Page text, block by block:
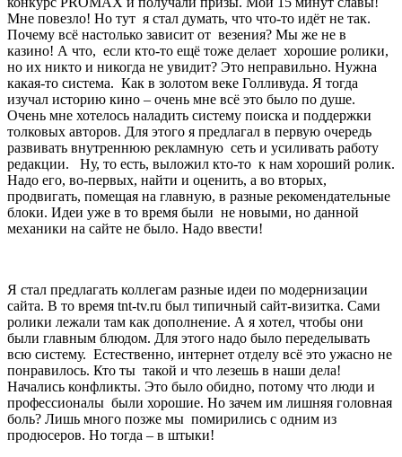
Мне повезло! Но тут я стал думать, что что-то идёт не так.
Почему всё настолько зависит от везения? Мы же не в
казино! А что, если кто-то ещё тоже делает хорошие ролики,
но их никто и никогда не увидит? Это неправильно. Нужна
какая-то система. Как в золотом веке Голливуда. Я тогда
изучал историю кино – очень мне всё это было по душе.
Очень мне хотелось наладить систему поиска и поддержки
толковых авторов. Для этого я предлагал в первую очередь
развивать внутреннюю рекламную сеть и усиливать работу
редакции. Ну, то есть, выложил кто-то к нам хороший ролик.
Надо его, во-первых, найти и оценить, а во вторых,
продвигать, помещая на главную, в разные рекомендательные
блоки. Идеи уже в то время были не новыми, но данной
механики на сайте не было. Надо ввести!
Я стал предлагать коллегам разные идеи по модернизации
сайта. В то время tnt-tv.ru был типичный сайт-визитка. Сами
ролики лежали там как дополнение. А я хотел, чтобы они
были главным блюдом. Для этого надо было переделывать
всю систему. Естественно, интернет отделу всё это ужасно не
понравилось. Кто ты такой и что лезешь в наши дела!
Начались конфликты. Это было обидно, потому что люди и
профессионалы были хорошие. Но зачем им лишняя головная
боль? Лишь много позже мы помирились с одним из
продюсеров. Но тогда – в штыки!